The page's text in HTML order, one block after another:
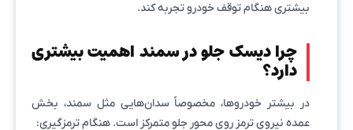
بیشتری هنگام توقف خودرو تجربه کند.
چرا دیسک جلو در سمند اهمیت بیشتری
دارد؟
در بیشتر خودروها، مخصوصاً سدان‌هایی مثل سمند، بخش
عمده نیروی ترمز روی محور جلو متمرکز است. هنگام ترمزگیری: